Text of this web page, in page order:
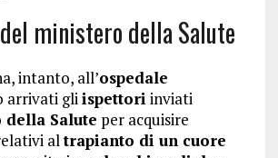
ministero della Salute
intanto, all’ospedale
arrivati gliispettori inviati
Salute per acquisire
altrapianto di un cuore